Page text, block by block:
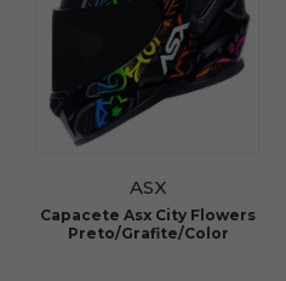
ASX
Capacete Asx City Flowers
Preto/Grafite/Color